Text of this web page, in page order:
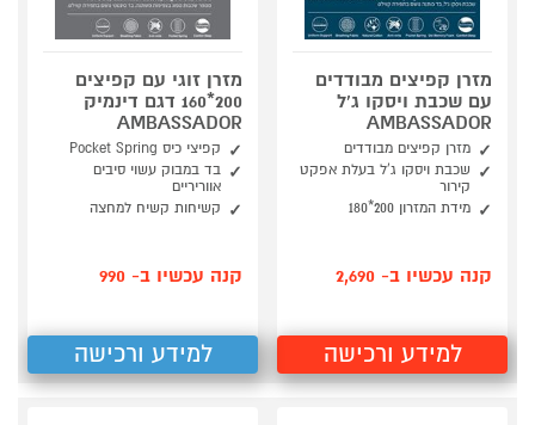
מזרן קפיצים מבודדים
עם שכבת ויסקו ג'ל
AMBASSADOR
מזרן קפיצים מבודדים
שכבת ויסקו ג'ל בעלת אפקט
קירור
מידת המזרון 200*180
קנה עכשיו ב- 2,690
למידע ורכישה
מזרן זוגי עם קפיצים
200*160 דגם דינמיק
AMBASSADOR
קפיצי כיס Pocket Spring
בד במבוק עשוי סיבים
אווריריים
קשיחות קשיח למחצה
קנה עכשיו ב- 990
למידע ורכישה